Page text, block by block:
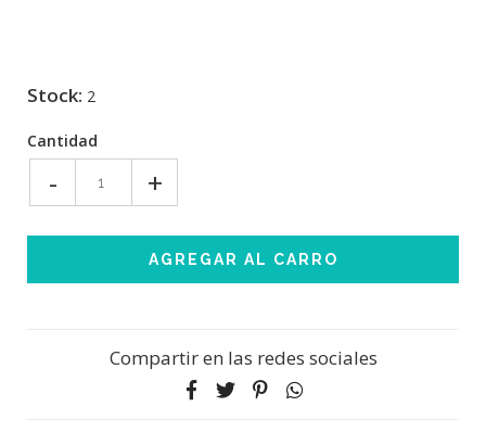
Stock: 2
Cantidad
- +
Compartir en las redes sociales